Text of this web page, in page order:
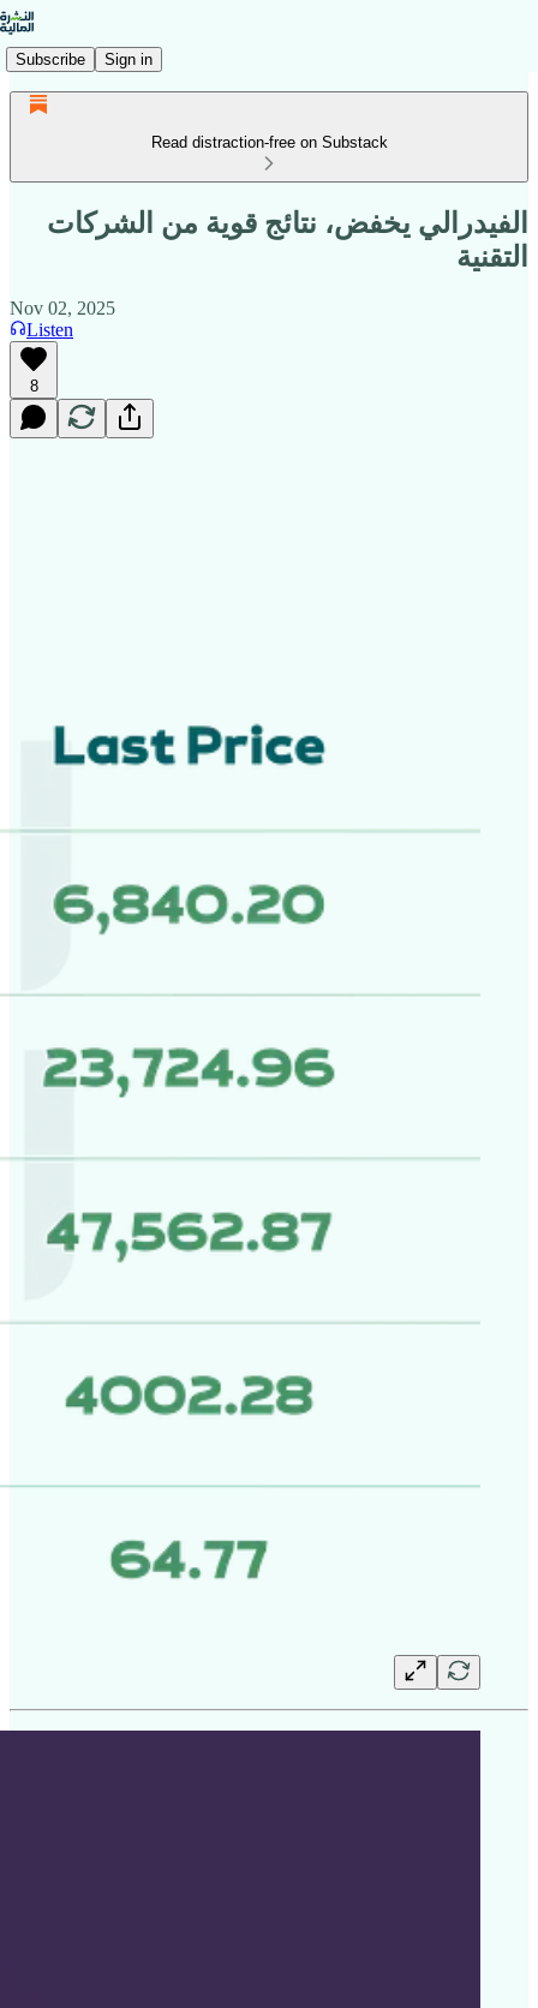
Subscribe Sign in
Read distraction-free on Substack
الفيدرالي يخفض، نتائج قوية من الشركات
التقنية
Nov 02, 2025
Listen
8